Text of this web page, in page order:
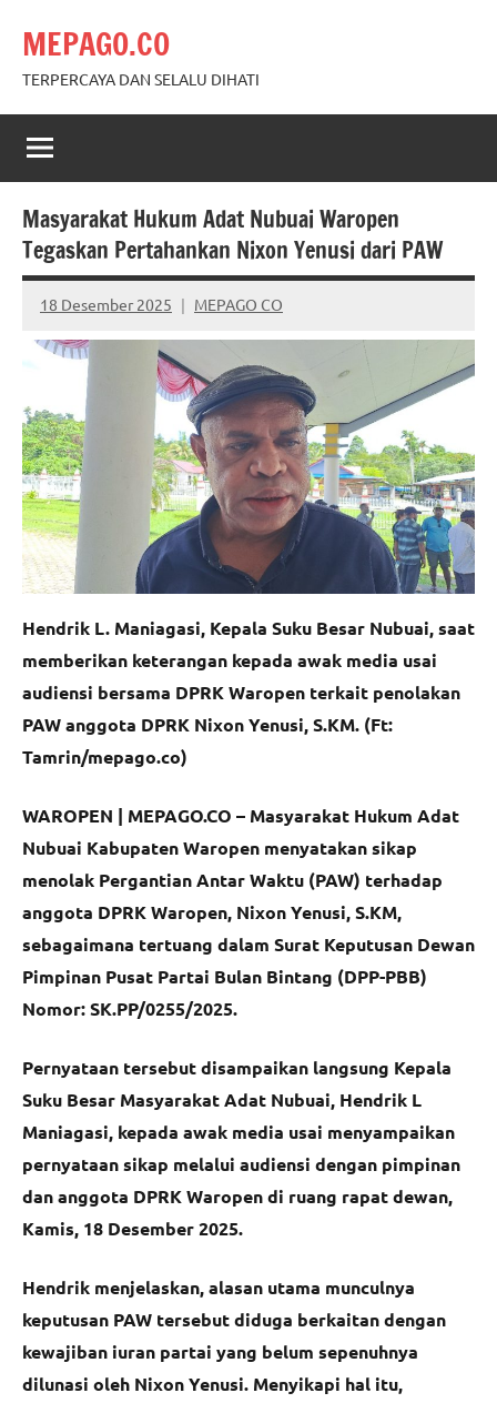
content
MEPAGO.CO
TERPERCAYA DAN SELALU DIHATI
Masyarakat Hukum Adat Nubuai Waropen
Tegaskan Pertahankan Nixon Yenusi dari PAW
18 Desember 2025 MEPAGO CO
No
comments
Hendrik L. Maniagasi, Kepala Suku Besar Nubuai, saat
memberikan keterangan kepada awak media usai
audiensi bersama DPRK Waropen terkait penolakan
PAW anggota DPRK Nixon Yenusi, S.KM. (Ft:
Tamrin/mepago.co)
WAROPEN | MEPAGO.CO – Masyarakat Hukum Adat
Nubuai Kabupaten Waropen menyatakan sikap
menolak Pergantian Antar Waktu (PAW) terhadap
anggota DPRK Waropen, Nixon Yenusi, S.KM,
sebagaimana tertuang dalam Surat Keputusan Dewan
Pimpinan Pusat Partai Bulan Bintang (DPP-PBB)
Nomor: SK.PP/0255/2025.
Pernyataan tersebut disampaikan langsung Kepala
Suku Besar Masyarakat Adat Nubuai, Hendrik L
Maniagasi, kepada awak media usai menyampaikan
pernyataan sikap melalui audiensi dengan pimpinan
dan anggota DPRK Waropen di ruang rapat dewan,
Kamis, 18 Desember 2025.
Hendrik menjelaskan, alasan utama munculnya
keputusan PAW tersebut diduga berkaitan dengan
kewajiban iuran partai yang belum sepenuhnya
dilunasi oleh Nixon Yenusi. Menyikapi hal itu,